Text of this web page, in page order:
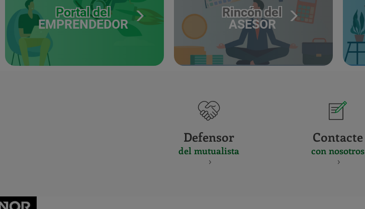
Portal del
EMPRENDEDOR
Rincón del
ASESOR
Defensor
del mutualista
Contacte
con nosotros